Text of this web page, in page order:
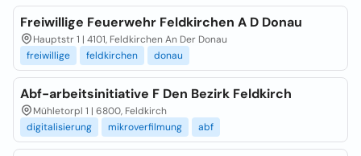
Freiwillige Feuerwehr Feldkirchen A D Donau
Hauptstr 1 | 4101, Feldkirchen An Der Donau
freiwillige
feldkirchen donau
Abf-arbeitsinitiative F Den Bezirk Feldkirch
Mühletorpl 1 | 6800, Feldkirch
digitalisierung
mikroverfilmung abf